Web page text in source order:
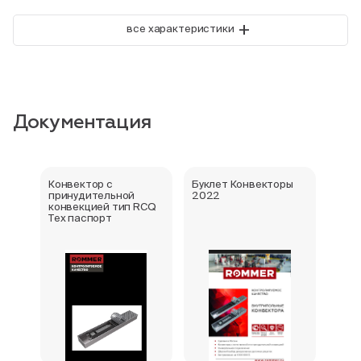
все характеристики +
Документация
Конвектор с
принудительной
конвекцией тип RCQ
Тех паспорт
Буклет Конвекторы
2022